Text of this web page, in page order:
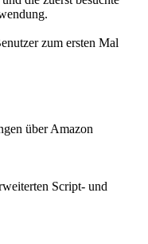
zum ersten Mal
über Amazon
Script- und